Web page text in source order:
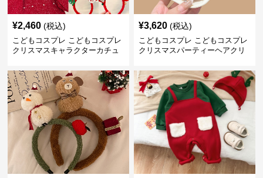
¥2,460 (税込)
こどもコスプレ こどもコスプレ
クリスマスキャラクターカチュ
¥3,620 (税込)
こどもコスプレ こどもコスプレ
クリスマスパーティーヘアクリ